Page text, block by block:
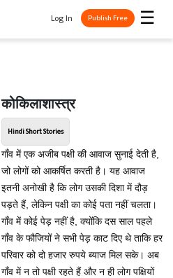
☰
Log In Publish Free
कोकिलाशास्त्र
Hindi Short Stories
गाँव में एक अजीब पक्षी की आवाज सुनाई देती है,
जो लोगों को आकर्षित करती है। यह आवाज
इतनी अनोखी है कि लोग उसकी दिशा में दौड़
पड़ते हैं, लेकिन पक्षी का कोई पता नहीं चलता।
गाँव में कोई पेड़ नहीं है, क्योंकि दस साल पहले
गाँव के फौजियों ने सभी पेड़ काट दिए थे ताकि हर
परिवार को दो हजार रुपये ब्याज मिल सके। अब
गाँव में न तो पक्षी रहते हैं और न ही लोग पक्षियों